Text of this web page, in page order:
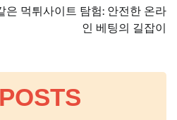
은 먹튀사이트 탐험: 안전한 온라
인 베팅의 길잡이